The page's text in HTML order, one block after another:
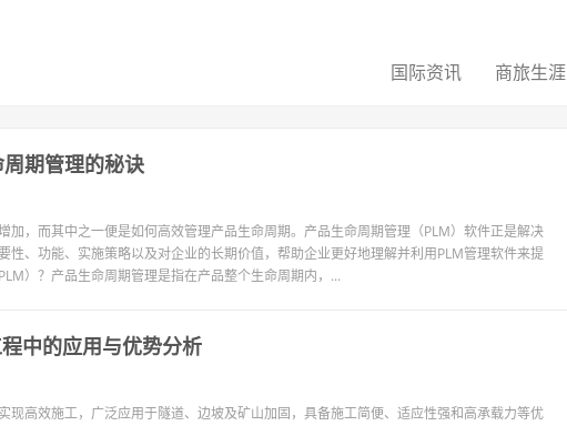
国际资讯 商旅生涯
期管理的秘诀
加，而其中之一便是如何高效管理产品生命周期。产品生命周期管理（PLM）软件正是解决
性、功能、实施策略以及对企业的长期价值，帮助企业更好地理解并利用PLM管理软件来提
）？产品生命周期管理是指在产品整个生命周期内，...
中的应用与优势分析
现高效施工，广泛应用于隧道、边坡及矿山加固，具备施工简便、适应性强和高承载力等优